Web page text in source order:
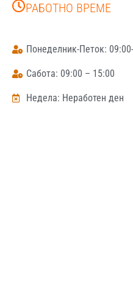
РАБОТНО ВРЕМЕ
Понеделник-Петок:
Сабота: 09:00 – 15:00
Недела: Неработен ден